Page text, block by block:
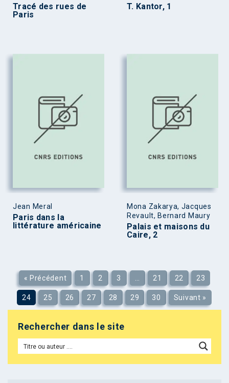
Tracé des rues de
Paris
T. Kantor, 1
Jean Meral
Paris dans la
littérature américaine
Mona Zakarya, Jacques
Revault, Bernard Maury
Palais et maisons du
Caire, 2
« Précédent 1 2 3 21 22 23
24 25 26 27 28 29 30 Suivant »
Rechercher dans le site